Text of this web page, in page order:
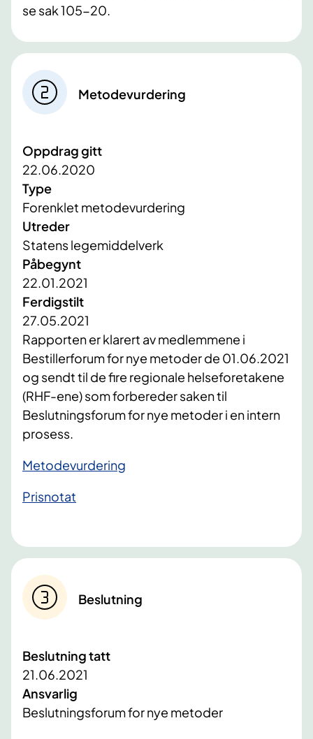
se sak 105-20.
Metodevurdering
Oppdrag gitt
22.06.2020
Type
Forenklet metodevurdering
Utreder
Statens legemiddelverk
Påbegynt
22.01.2021
Ferdigstilt
27.05.2021
​​Rapporten er klarert av medlemmene i
Bestillerforum for nye metoder de 01.06.2021
og sendt til de fire regionale helseforetakene
(RHF-ene) som forbereder saken til
Beslutningsforum for nye metoder i en intern
prosess.
Metodevurdering
Prisnotat
Beslutning
Beslutning tatt
21.06.2021
Ansvarlig
Beslutningsforum for nye metoder